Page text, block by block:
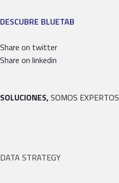
DESCUBRE BLUETAB
Share on twitter
Share on linkedin
SOLUCIONES,SOMOS EXPERTOS
DATA STRATEGY